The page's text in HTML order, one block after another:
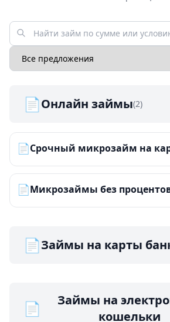
📄Онлайн займы(2)
📄
📄
📄Займы на карты
📄
Займы на
кошельки